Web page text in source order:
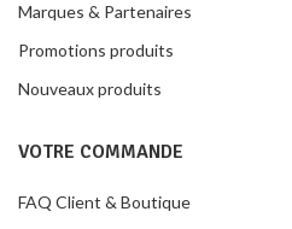
Marques & Partenaires
Promotions produits
Nouveaux produits
VOTRE COMMANDE
FAQ Client & Boutique